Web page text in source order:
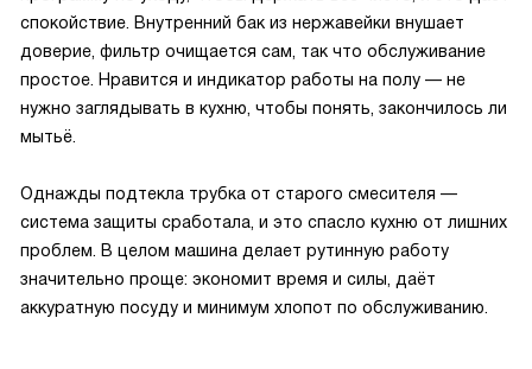
спокойствие. Внутренний бак из нержавейки внушает
доверие, фильтр очищается сам, так что обслуживание
простое. Нравится и индикатор работы на полу — не
нужно заглядывать в кухню, чтобы понять, закончилось ли
мытьё.
Однажды подтекла трубка от старого смесителя —
система защиты сработала, и это спасло кухню от лишних
проблем. В целом машина делает рутинную работу
значительно проще: экономит время и силы, даёт
аккуратную посуду и минимум хлопот по обслуживанию.